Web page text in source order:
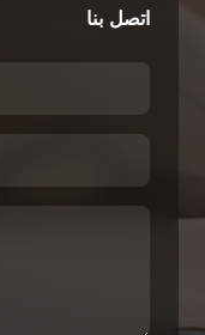
اتصل بنا